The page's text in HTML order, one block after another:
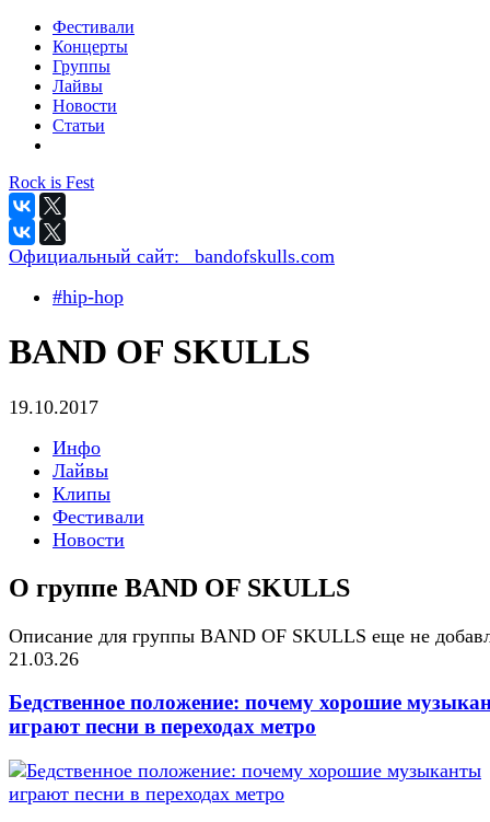
Фестивали
Концерты
Группы
Лайвы
Новости
Статьи
Rock is Fest
Официальный сайт:
_bandofskulls.com
#hip-hop
BAND OF SKULLS
19.10.2017
Инфо
Лайвы
Клипы
Фестивали
Новости
О группе BAND OF SKULLS
Описание для группы BAND OF SKULLS еще не
21.03.26
Бедственное положение: почему хорошие
играют песни в переходах метро